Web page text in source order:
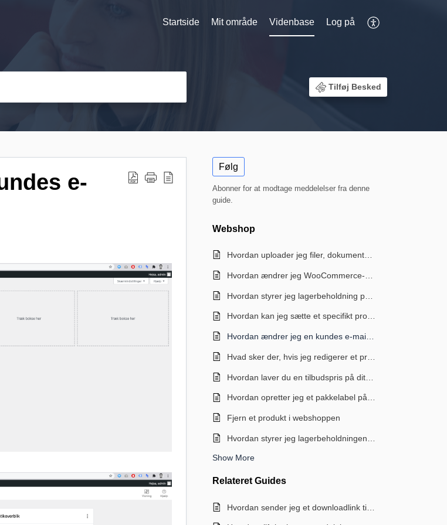
Startside Mit område Videnbase Log på
Tilføj Besked
e-
Følg
Abonner for at modtage meddelelser fra denne
guide.
Webshop
Hvordan uploader jeg filer, dokumenter, billeder og videoer?
Hvordan kan jeg sætte et specifikt produkt til at have gratis fragt?
Hvordan ændrer jeg en kundes e-mail adresse?
Hvordan opretter jeg et pakkelabel på en ordre?
Fjern et produkt i webshoppen
Show More
Relateret Guides